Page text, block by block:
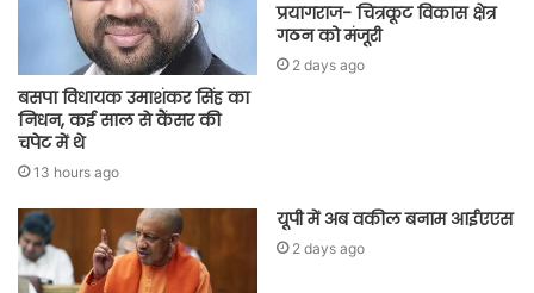
बसपा विधायक उमाशंकर सिंह का
निधन, कई साल से कैंसर की
चपेट में थे
13 hours ago
प्रयागराज- चित्रकूट विकास क्षेत्र
गठन को मंजूरी
2 days ago
यूपी में अब वकील बनाम आईएएस
2 days ago